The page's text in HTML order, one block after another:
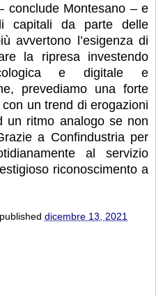
conclude Montesano – e
capitali da parte delle
avvertono l’esigenza di
la ripresa investendo
e digitale e
prevediamo una forte
un trend di erogazioni
un ritmo analogo se non
a Confindustria per
al servizio
riconoscimento a
published dicembre 13, 2021